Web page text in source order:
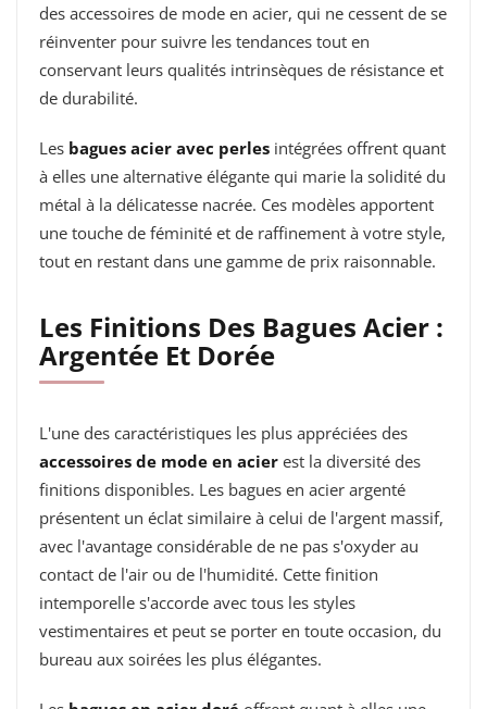
des accessoires de mode en acier, qui ne cessent de se
réinventer pour suivre les tendances tout en
conservant leurs qualités intrinsèques de résistance et
de durabilité.
Les bagues acier avec perles intégrées offrent quant
à elles une alternative élégante qui marie la solidité du
métal à la délicatesse nacrée. Ces modèles apportent
une touche de féminité et de raffinement à votre style,
tout en restant dans une gamme de prix raisonnable.
Les Finitions Des Bagues Acier :
Argentée Et Dorée
L'une des caractéristiques les plus appréciées des
accessoires de mode en acier est la diversité des
finitions disponibles. Les bagues en acier argenté
présentent un éclat similaire à celui de l'argent massif,
avec l'avantage considérable de ne pas s'oxyder au
contact de l'air ou de l'humidité. Cette finition
intemporelle s'accorde avec tous les styles
vestimentaires et peut se porter en toute occasion, du
bureau aux soirées les plus élégantes.